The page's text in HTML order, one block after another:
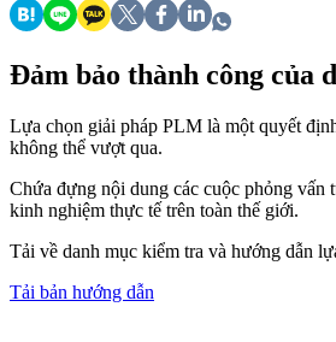
Đảm bảo thành công của
Lựa chọn giải pháp PLM là một quyết
không thể vượt qua.
Chứa đựng nội dung các cuộc phỏng
kinh nghiệm thực tế trên toàn thế giới.
Tải về danh mục kiểm tra và hướng dẫn
Tải bản hướng dẫn